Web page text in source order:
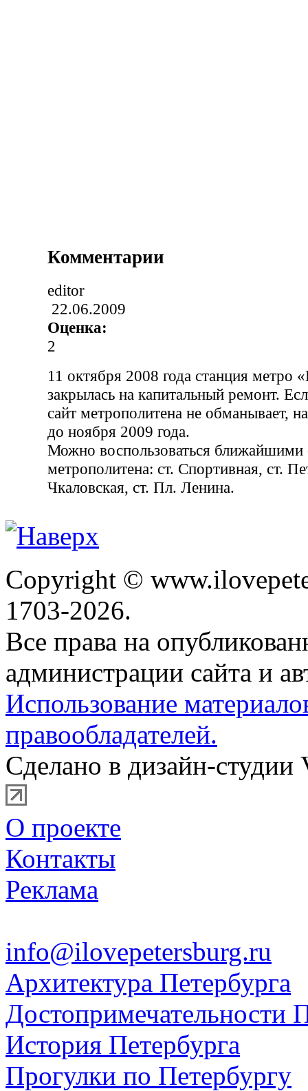
Комментарии
editor
22.06.2009
Оценка:
2
11 октября 2008 года станция метро
закрылась на капитальный ремонт.
сайт метрополитена не обманывает,
до ноября 2009 года.
Можно воспользоваться ближайшими
метрополитена: ст. Спортивная, ст.
Чкаловская, ст. Пл. Ленина.
Copyright ©
1703-2026.
Все права на
администрации сайта и
Использование
правообладателей.
Сделано в дизайн-студии
О проекте
Контакты
Реклама
info@ilovepetersburg.ru
Архитектура Петербурга
Достопримечательности
История Петербурга
Прогулки по Петербургу